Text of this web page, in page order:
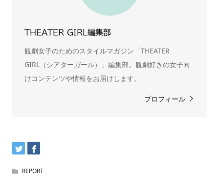
THEATER GIRL編集部
観劇女子のためのスタイルマガジン「THEATER
GIRL（シアターガール）」編集部。観劇好きの女子向
けコンテンツや情報をお届けします。
プロフィール
REPORT